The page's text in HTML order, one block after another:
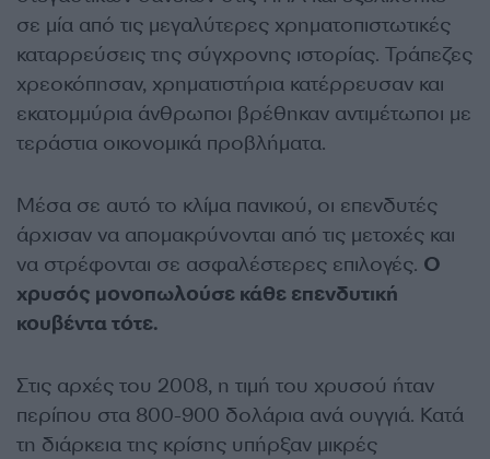
σε μία από τις μεγαλύτερες χρηματοπιστωτικές
καταρρεύσεις της σύγχρονης ιστορίας. Τράπεζες
χρεοκόπησαν, χρηματιστήρια κατέρρευσαν και
εκατομμύρια άνθρωποι βρέθηκαν αντιμέτωποι με
τεράστια οικονομικά προβλήματα.
Μέσα σε αυτό το κλίμα πανικού, οι επενδυτές
άρχισαν να απομακρύνονται από τις μετοχές και
να στρέφονται σε ασφαλέστερες επιλογές. Ο
χρυσός μονοπωλούσε κάθε επενδυτική
κουβέντα τότε.
Στις αρχές του 2008, η τιμή του χρυσού ήταν
περίπου στα 800-900 δολάρια ανά ουγγιά. Κατά
τη διάρκεια της κρίσης υπήρξαν μικρές